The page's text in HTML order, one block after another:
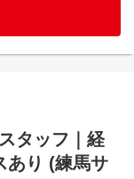
。
現場を支える役割
拠点の事務社員が
営業職の社員から
工事に集中できる
タッフ｜経
あり (練馬サ